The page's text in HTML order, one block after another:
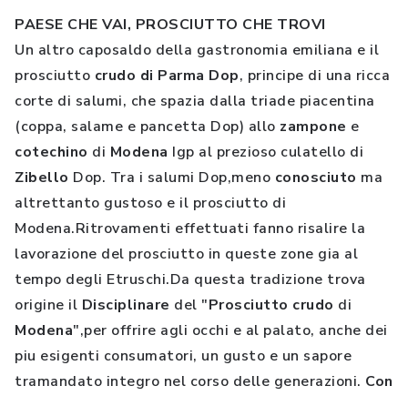
PAESE CHE VAI, PROSCIUTTO CHE TROVI
Un altro caposaldo della gastronomia emiliana e il
prosciutto crudo di Parma Dop, principe di una ricca
corte di salumi, che spazia dalla triade piacentina
(coppa, salame e pancetta Dop) allo zampone e
cotechino di Modena Igp al prezioso culatello di
Zibello Dop. Tra i salumi Dop,meno conosciuto ma
altrettanto gustoso e il prosciutto di
Modena.Ritrovamenti effettuati fanno risalire la
lavorazione del prosciutto in queste zone gia al
tempo degli Etruschi.Da questa tradizione trova
origine il Disciplinare del "Prosciutto crudo di
Modena",per offrire agli occhi e al palato, anche dei
piu esigenti consumatori, un gusto e un sapore
tramandato integro nel corso delle generazioni. Con